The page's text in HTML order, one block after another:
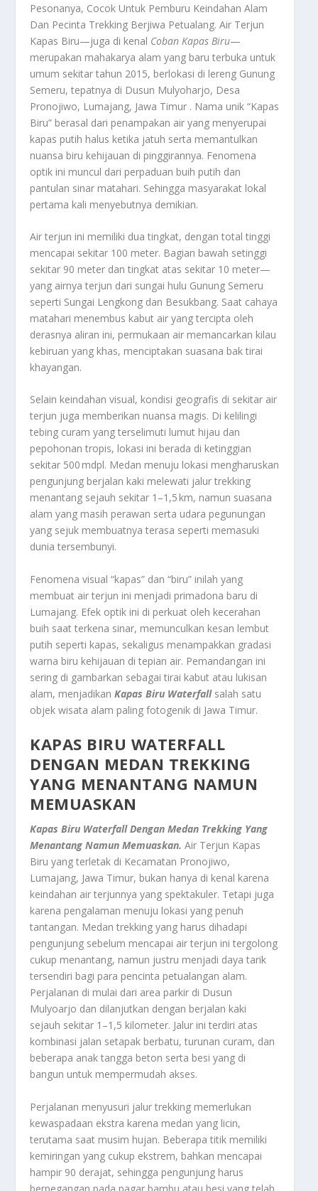
Pesonanya, Cocok Untuk Pemburu Keindahan Alam
Dan Pecinta Trekking Berjiwa Petualang.Air Terjun
Kapas Biru—juga di kenal Coban Kapas Biru—
merupakan mahakarya alam yang baru terbuka untuk
umum sekitar tahun 2015, berlokasi di lereng Gunung
Semeru, tepatnya di Dusun Mulyoharjo, Desa
Pronojiwo, Lumajang, Jawa Timur . Nama unik “Kapas
Biru” berasal dari penampakan air yang menyerupai
kapas putih halus ketika jatuh serta memantulkan
nuansa biru kehijauan di pinggirannya. Fenomena
optik ini muncul dari perpaduan buih putih dan
pantulan sinar matahari. Sehingga masyarakat lokal
pertama kali menyebutnya demikian.
Air terjun ini memiliki dua tingkat, dengan total tinggi
mencapai sekitar 100 meter. Bagian bawah setinggi
sekitar 90 meter dan tingkat atas sekitar 10 meter—
yang airnya terjun dari sungai hulu Gunung Semeru
seperti Sungai Lengkong dan Besukbang. Saat cahaya
matahari menembus kabut air yang tercipta oleh
derasnya aliran ini, permukaan air memancarkan kilau
kebiruan yang khas, menciptakan suasana bak tirai
khayangan.
Selain keindahan visual, kondisi geografis di sekitar air
terjun juga memberikan nuansa magis. Di kelilingi
tebing curam yang terselimuti lumut hijau dan
pepohonan tropis, lokasi ini berada di ketinggian
sekitar 500 mdpl. Medan menuju lokasi mengharuskan
pengunjung berjalan kaki melewati jalur trekking
menantang sejauh sekitar 1–1,5 km, namun suasana
alam yang masih perawan serta udara pegunungan
yang sejuk membuatnya terasa seperti memasuki
dunia tersembunyi.
Fenomena visual “kapas” dan “biru” inilah yang
membuat air terjun ini menjadi primadona baru di
Lumajang. Efek optik ini di perkuat oleh kecerahan
buih saat terkena sinar, memunculkan kesan lembut
putih seperti kapas, sekaligus menampakkan gradasi
warna biru kehijauan di tepian air. Pemandangan ini
sering di gambarkan sebagai tirai kabut atau lukisan
alam, menjadikanKapas Biru Waterfallsalah satu
objek wisata alam paling fotogenik di Jawa Timur.
KAPAS BIRU WATERFALL
DENGAN MEDAN TREKKING
YANG MENANTANG NAMUN
MEMUASKAN
Kapas Biru Waterfall Dengan Medan Trekking Yang
Menantang Namun Memuaskan.Air Terjun Kapas
Biru yang terletak di Kecamatan Pronojiwo,
Lumajang, Jawa Timur, bukan hanya di kenal karena
keindahan air terjunnya yang spektakuler. Tetapi juga
karena pengalaman menuju lokasi yang penuh
tantangan. Medan trekking yang harus dihadapi
pengunjung sebelum mencapai air terjun ini tergolong
cukup menantang, namun justru menjadi daya tarik
tersendiri bagi para pencinta petualangan alam.
Perjalanan di mulai dari area parkir di Dusun
Mulyoarjo dan dilanjutkan dengan berjalan kaki
sejauh sekitar 1–1,5 kilometer. Jalur ini terdiri atas
kombinasi jalan setapak berbatu, turunan curam, dan
beberapa anak tangga beton serta besi yang di
bangun untuk mempermudah akses.
Perjalanan menyusuri jalur trekking memerlukan
kewaspadaan ekstra karena medan yang licin,
terutama saat musim hujan. Beberapa titik memiliki
kemiringan yang cukup ekstrem, bahkan mencapai
hampir 90 derajat, sehingga pengunjung harus
berpegangan pada pagar bambu atau besi yang telah